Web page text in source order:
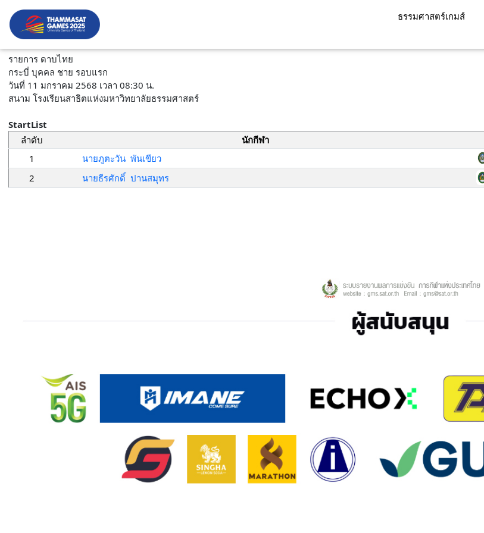
ธรรมศาสตร์เกมส์
รายการ ดาบไทย
กระบี่ บุคคล ชาย รอบแรก
วันที่ 11 มกราคม 2568 เวลา 08:30 น.
สนาม โรงเรียนสาธิตแห่งมหาวิทยาลัยธรรมศาสตร์
StartList
ลำดับ
นักกีฬา
1
นายภูตะวัน พันเขียว
2
นายธีรศักดิ์ ปานสมุทร